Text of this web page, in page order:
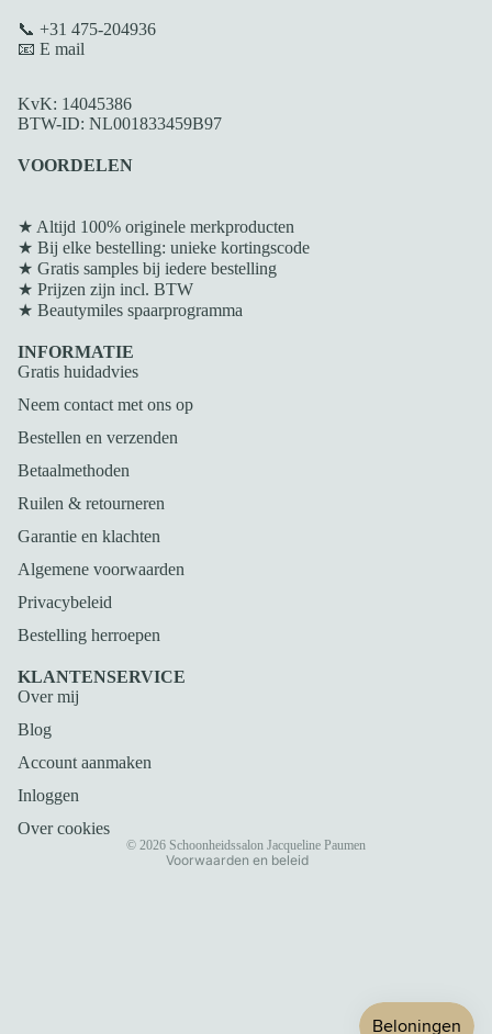
📞 +31 475-204936
📧 E mail
KvK: 14045386
BTW-ID: NL001833459B97
VOORDELEN
★ Altijd 100% originele merkproducten
★ Bij elke bestelling: unieke kortingscode
★ Gratis samples bij iedere bestelling
★ Prijzen zijn incl. BTW
★ Beautymiles spaarprogramma
INFORMATIE
Gratis huidadvies
Neem contact met ons op
Bestellen en verzenden
Betaalmethoden
Ruilen & retourneren
Garantie en klachten
Algemene voorwaarden
Privacybeleid
Bestelling herroepen
KLANTENSERVICE
Over mij
Blog
Account aanmaken
Inloggen
Over cookies
© 2026 Schoonheidssalon Jacqueline Paumen
Voorwaarden en beleid
Privacybeleid
Verzendbeleid